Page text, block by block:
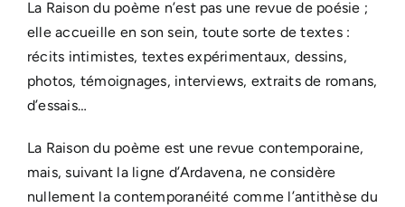
La Raison du poème n’est pas une revue de poésie ;
elle accueille en son sein, toute sorte de textes :
récits intimistes, textes expérimentaux, dessins,
photos, témoignages, interviews, extraits de romans,
d’essais…
La Raison du poème est une revue contemporaine,
mais, suivant la ligne d’Ardavena, ne considère
nullement la contemporanéité comme l’antithèse du